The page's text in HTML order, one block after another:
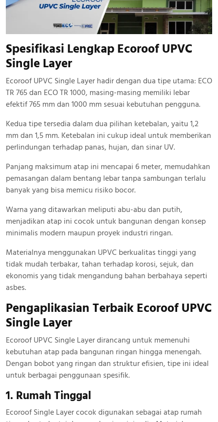
Spesifikasi Lengkap Ecoroof UPVC
Single Layer
Ecoroof UPVC Single Layer hadir dengan dua tipe utama: ECO
TR 765 dan ECO TR 1000, masing-masing memiliki lebar
efektif 765 mm dan 1000 mm sesuai kebutuhan pengguna.
Kedua tipe tersedia dalam dua pilihan ketebalan, yaitu 1,2
mm dan 1,5 mm. Ketebalan ini cukup ideal untuk memberikan
perlindungan terhadap panas, hujan, dan sinar UV.
Panjang maksimum atap ini mencapai 6 meter, memudahkan
pemasangan dalam bentang lebar tanpa sambungan terlalu
banyak yang bisa memicu risiko bocor.
Warna yang ditawarkan meliputi abu-abu dan putih,
menjadikan atap ini cocok untuk bangunan dengan konsep
minimalis modern maupun proyek industri ringan.
Materialnya menggunakan UPVC berkualitas tinggi yang
tidak mudah terbakar, tahan terhadap korosi, sejuk, dan
ekonomis yang tidak mengandung bahan berbahaya seperti
asbes.
Pengaplikasian Terbaik Ecoroof UPVC
Single Layer
Ecoroof UPVC Single Layer dirancang untuk memenuhi
kebutuhan atap pada bangunan ringan hingga menengah.
Dengan bobot yang ringan dan struktur efisien, tipe ini ideal
untuk berbagai penggunaan spesifik.
1. Rumah Tinggal
Ecoroof Single Layer cocok digunakan sebagai atap rumah